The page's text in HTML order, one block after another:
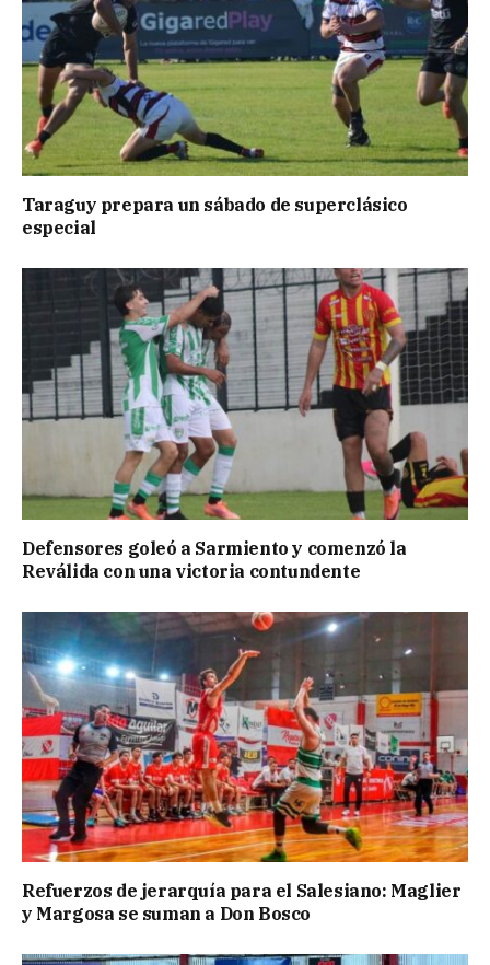
Taraguy prepara un sábado de superclásico
especial
Defensores goleó a Sarmiento y comenzó la
Reválida con una victoria contundente
Refuerzos de jerarquía para el Salesiano: Maglier
y Margosa se suman a Don Bosco